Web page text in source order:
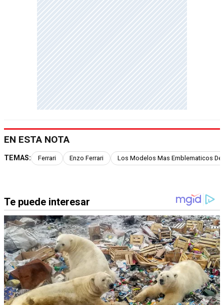
EN ESTA NOTA
TEMAS: Ferrari Enzo Ferrari Los Modelos Mas Emblematicos De